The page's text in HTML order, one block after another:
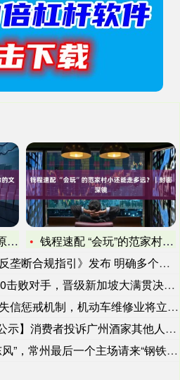
钱程速配 “会玩”的范家村小还能走多远？｜封面深镜
合规指引》发布 明确多个新型垄断
败对手，晋级新加坡大满贯决赛将
惩戒机制，机动车维修业将立新规
】消费者投诉广州酒家其他人身权
，常州最后一个主场请来“钢铁方阵